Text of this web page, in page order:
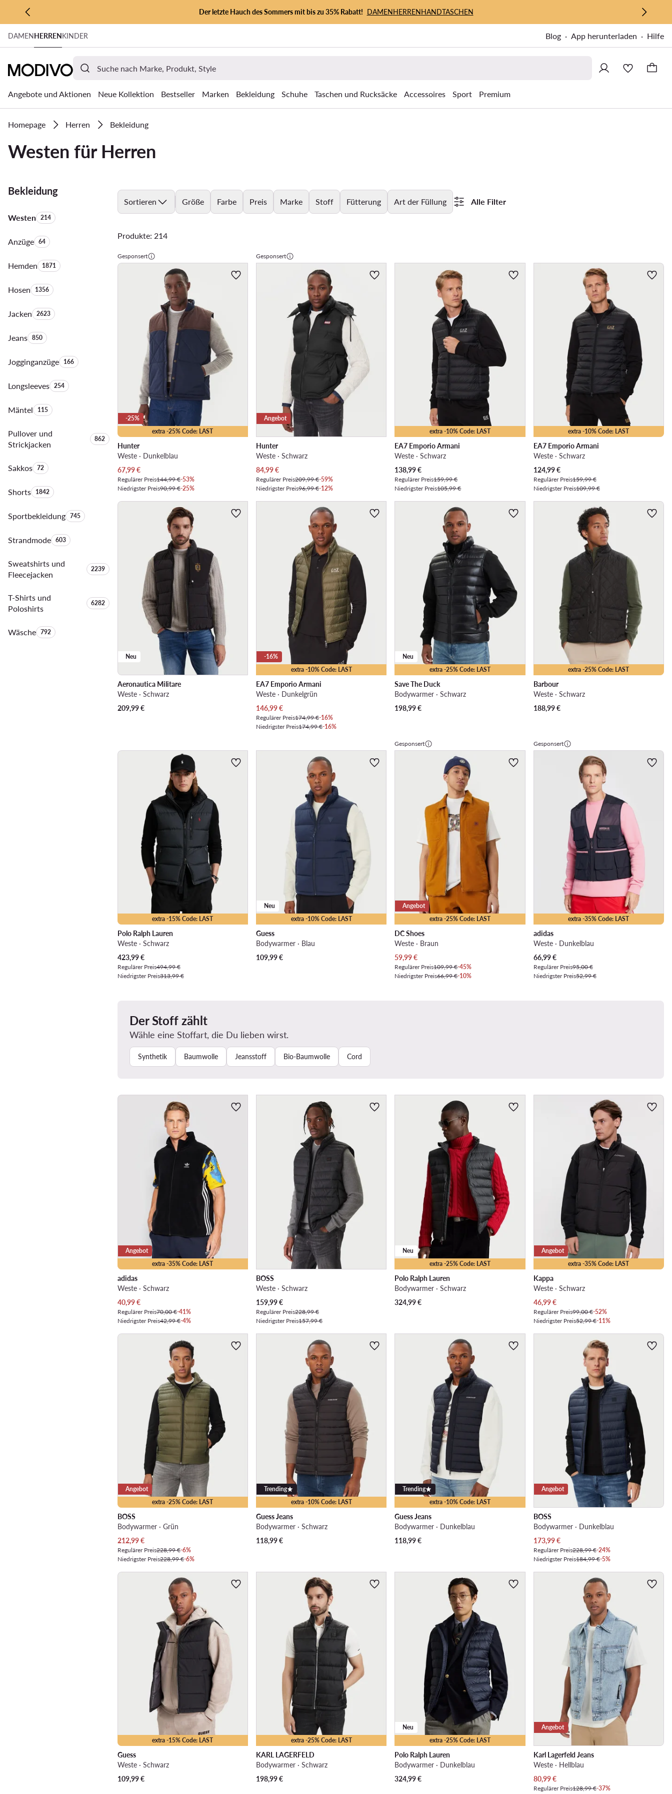
ZUM HAUPTINHALT SPRINGEN
ZUR SUCHE
Der letzte Hauch des Sommers mit bis zu 35% Rabatt! DAMENHERRENHANDTASCHEN
DAMENHERRENKINDER Blog App herunterladen Hilfe
Angebote und Aktionen Neue Kollektion Bestseller Marken Bekleidung Schuhe Taschen und Rucksäcke Accessoires Sport Premium
Homepage Herren Bekleidung
Westen für Herren
Bekleidung
WestenAnzahl der Produkte:
214
AnzügeAnzahl der Produkte:
64
HemdenAnzahl der Produkte:
1871
HosenAnzahl der Produkte:
1356
JackenAnzahl der Produkte:
2623
JeansAnzahl der Produkte:
850
JogginganzügeAnzahl der Produkte:
166
LongsleevesAnzahl der Produkte:
254
MäntelAnzahl der Produkte:
115
Pullover und
Strickjacken
Anzahl der Produkte:
862
SakkosAnzahl der Produkte:
72
ShortsAnzahl der Produkte:
1842
SportbekleidungAnzahl der Produkte:
745
StrandmodeAnzahl der Produkte:
603
Sweatshirts und
Fleecejacken
Anzahl der Produkte:
2239
T-Shirts und
Poloshirts
Anzahl der Produkte:
6282
WäscheAnzahl der Produkte:
792
Sortieren Größe Farbe Preis Marke Stoff Fütterung Art der Füllung Alle Filter
Produkte: 214
Gesponsert
extra -25% Code: LAST
-25%
Hunter
Weste · Dunkelblau
Aktueller Preis
67,99€
Regulärer Preis144,99 €-53%
Niedrigster Preis90,99 €-25%
Gesponsert
Angebot
Hunter
Weste · Schwarz
Aktueller Preis
84,99€
Regulärer Preis209,99 €-59%
Niedrigster Preis96,99 €-12%
extra -10% Code: LAST
EA7 Emporio Armani
Weste · Schwarz
Aktueller Preis
138,99€
Regulärer Preis159,99 €
Niedrigster Preis105,99 €
extra -10% Code: LAST
EA7 Emporio Armani
Weste · Schwarz
Aktueller Preis
124,99€
Regulärer Preis159,99 €
Niedrigster Preis109,99 €
Neu
Aeronautica Militare
Weste · Schwarz
209,99€
extra -10% Code: LAST
-16%
EA7 Emporio Armani
Weste · Dunkelgrün
Aktueller Preis
146,99€
Regulärer Preis174,99 €-16%
Niedrigster Preis174,99 €-16%
extra -25% Code: LAST
Neu
Save The Duck
Bodywarmer · Schwarz
198,99€
extra -25% Code: LAST
Barbour
Weste · Schwarz
188,99€
extra -15% Code: LAST
Polo Ralph Lauren
Weste · Schwarz
Aktueller Preis
423,99€
Regulärer Preis494,99 €
Niedrigster Preis313,99 €
extra -10% Code: LAST
Neu
Guess
Bodywarmer · Blau
109,99€
Gesponsert
extra -25% Code: LAST
Angebot
DC Shoes
Weste · Braun
Aktueller Preis
59,99€
Regulärer Preis109,99 €-45%
Niedrigster Preis66,99 €-10%
Gesponsert
extra -35% Code: LAST
adidas
Weste · Dunkelblau
Aktueller Preis
66,99€
Regulärer Preis95,00 €
Niedrigster Preis52,99 €
Der Stoff zählt
Wähle eine Stoffart, die Du lieben wirst.
Synthetik Baumwolle Jeansstoff Bio-Baumwolle Cord
extra -35% Code: LAST
Angebot
adidas
Weste · Schwarz
Aktueller Preis
40,99€
Regulärer Preis70,00 €-41%
Niedrigster Preis42,99 €-4%
BOSS
Weste · Schwarz
Aktueller Preis
159,99€
Regulärer Preis228,99 €
Niedrigster Preis157,99 €
extra -25% Code: LAST
Neu
Polo Ralph Lauren
Bodywarmer · Schwarz
324,99€
extra -35% Code: LAST
Angebot
Kappa
Weste · Schwarz
Aktueller Preis
46,99€
Regulärer Preis99,00 €-52%
Niedrigster Preis52,99 €-11%
extra -25% Code: LAST
Angebot
BOSS
Bodywarmer · Grün
Aktueller Preis
212,99€
Regulärer Preis228,99 €-6%
Niedrigster Preis228,99 €-6%
extra -10% Code: LAST
Trending
Guess Jeans
Bodywarmer · Schwarz
118,99€
extra -10% Code: LAST
Trending
Guess Jeans
Bodywarmer · Dunkelblau
118,99€
Angebot
BOSS
Bodywarmer · Dunkelblau
Aktueller Preis
173,99€
Regulärer Preis228,99 €-24%
Niedrigster Preis184,99 €-5%
extra -15% Code: LAST
Guess
Weste · Schwarz
109,99€
extra -25% Code: LAST
KARL LAGERFELD
Bodywarmer · Schwarz
198,99€
extra -25% Code: LAST
Neu
Polo Ralph Lauren
Bodywarmer · Dunkelblau
324,99€
Angebot
Karl Lagerfeld Jeans
Weste · Hellblau
Aktueller Preis
80,99€
Regulärer Preis128,99 €-37%